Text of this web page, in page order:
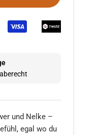
und Nelke –
egal wo du